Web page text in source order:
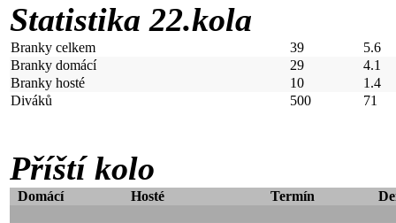
Statistika 22.kola
Branky celkem 39
5.6
Branky domácí
29
4.1
Branky hosté
10
1.4
Diváků
500 71
Příští kolo
Domácí Hosté Termín